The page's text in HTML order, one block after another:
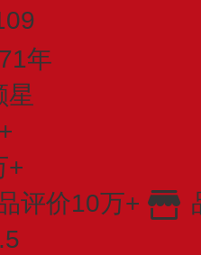
年
星
+
评价10万+